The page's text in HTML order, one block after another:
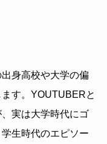
身高校や大学の偏
す。YOUTUBERと
実は大学時代にゴ
生時代のエピソー